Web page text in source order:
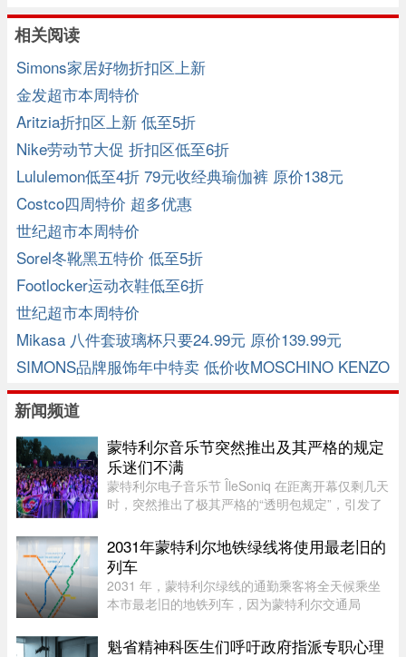
相关阅读
Simons家居好物折扣区上新
金发超市本周特价
Aritzia折扣区上新 低至5折
Nike劳动节大促 折扣区低至6折
Lululemon低至4折 79元收经典瑜伽裤 原价138元
Costco四周特价 超多优惠
世纪超市本周特价
Sorel冬靴黑五特价 低至5折
Footlocker运动衣鞋低至6折
世纪超市本周特价
Mikasa 八件套玻璃杯只要24.99元 原价139.99元
SIMONS品牌服饰年中特卖 低价收MOSCHINO KENZO
新闻频道
蒙特利尔音乐节突然推出及其严格的规定
乐迷们不满
蒙特利尔电子音乐节 ÎleSoniq 在距离开幕仅剩几天
时，突然推出了极其严格的“透明包规定”，引发了
门用的腰包，结果在 ÎleSoniq 开幕前几天还得折腾
着重新买一个，太 ...
2031年蒙特利尔地铁绿线将使用最老旧的
列车
2031 年，蒙特利尔绿线的通勤乘客将全天候乘坐
本市最老旧的地铁列车，因为蒙特利尔交通局
六年后，当蓝线延长线通车时，STM 将把现代化
魁省精神科医生们呼吁政府指派专职心理